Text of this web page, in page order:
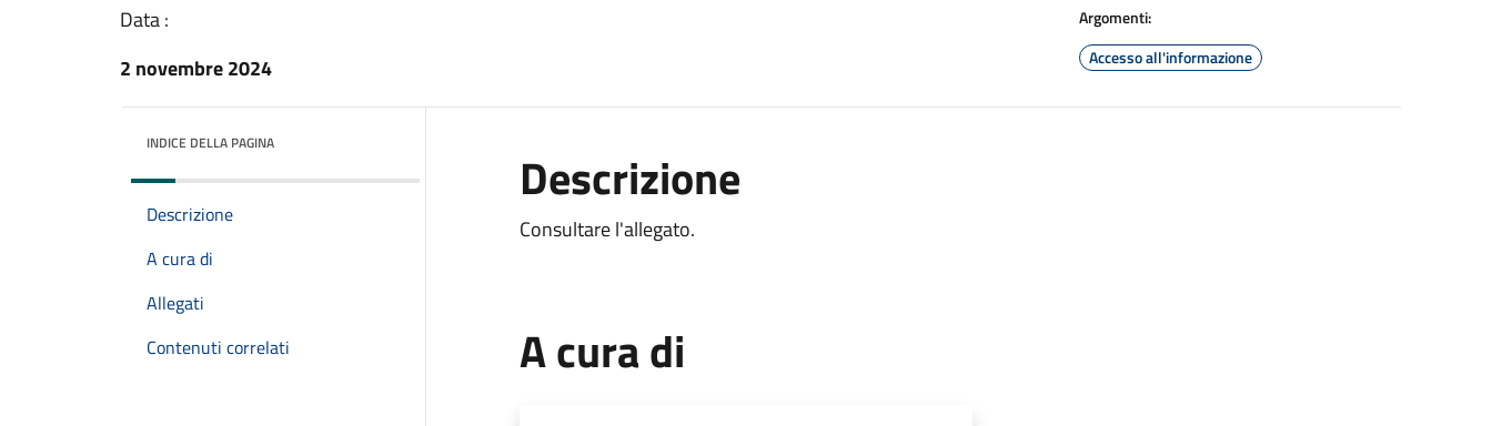
Data :
2 novembre 2024
Argomenti:
Accesso all'informazione
INDICE DELLA PAGINA
Descrizione
A cura di
Allegati
Contenuti correlati
Descrizione
Consultare l'allegato.
A cura di